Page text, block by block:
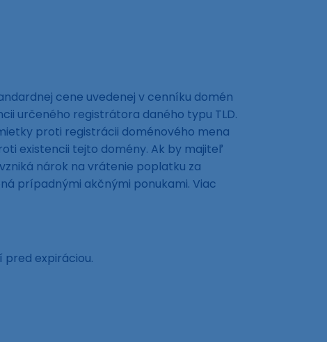
cene uvedenej v cenníku domén
určeného registrátora daného typu TLD.
proti registrácii doménového mena
existencii tejto domény. Ak by majiteľ
nárok na vrátenie poplatku za
prípadnými akčnými ponukami. Viac
pred expiráciou.